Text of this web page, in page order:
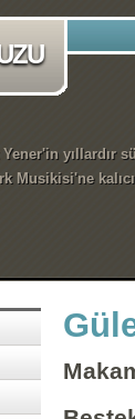
yıllardır
Musikisi'ne